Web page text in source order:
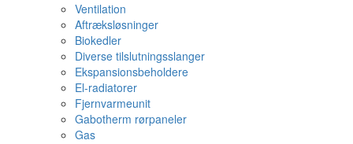
Ventilation
Aftræksløsninger
Biokedler
Diverse tilslutningsslanger
Ekspansionsbeholdere
El-radiatorer
Fjernvarmeunit
Gabotherm rørpaneler
Gas